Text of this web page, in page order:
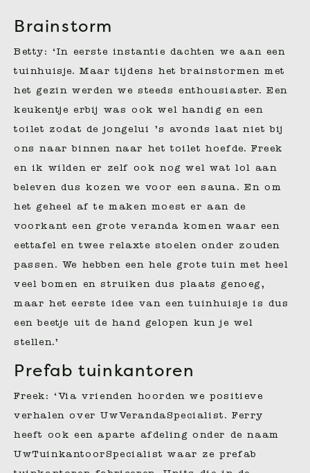
Brainstorm
Betty: ‘In eerste instantie dachten we aan een
tuinhuisje. Maar tijdens het brainstormen met
het gezin werden we steeds enthousiaster. Een
keukentje erbij was ook wel handig en een
toilet zodat de jongelui ’s avonds laat niet bij
ons naar binnen naar het toilet hoefde. Freek
en ik wilden er zelf ook nog wel wat lol aan
beleven dus kozen we voor een sauna. En om
het geheel af te maken moest er aan de
voorkant een grote veranda komen waar een
eettafel en twee relaxte stoelen onder zouden
passen. We hebben een hele grote tuin met heel
veel bomen en struiken dus plaats genoeg,
maar het eerste idee van een tuinhuisje is dus
een beetje uit de hand gelopen kun je wel
stellen.’
Prefab tuinkantoren
Freek: ‘Via vrienden hoorden we positieve
verhalen over UwVerandaSpecialist. Ferry
heeft ook een aparte afdeling onder de naam
UwTuinkantoorSpecialist waar ze prefab